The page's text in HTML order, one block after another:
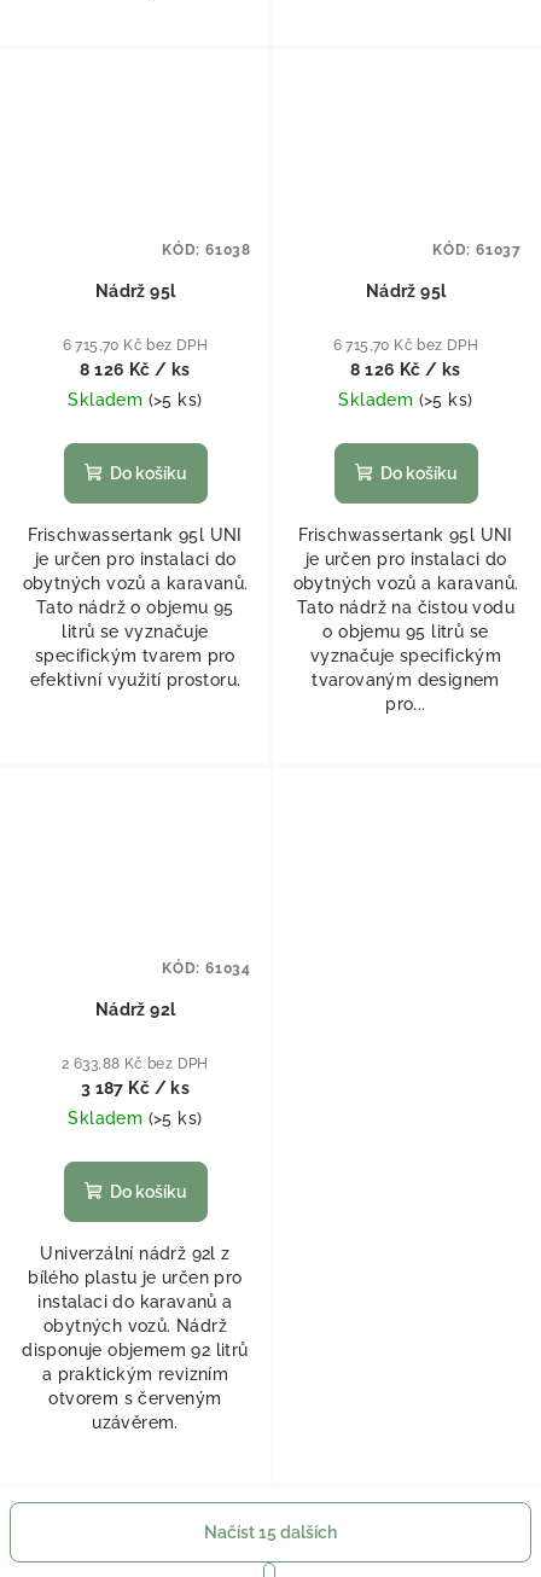
Nádrž 95l
6 715,70 Kč bez DPH
8 126 Kč / ks
Skladem (>5 ks)
Do košíku
Frischwassertank 95l UNI
je určen pro instalaci do
obytných vozů a karavanů.
Tato nádrž o objemu 95
litrů se vyznačuje
specifickým tvarem pro
efektivní využití prostoru.
KÓD: 61038
Nádrž 95l
6 715,70 Kč bez DPH
8 126 Kč / ks
Skladem (>5 ks)
Do košíku
Frischwassertank 95l UNI
je určen pro instalaci do
obytných vozů a karavanů.
Tato nádrž na čistou vodu
o objemu 95 litrů se
vyznačuje specifickým
tvarovaným designem
pro...
KÓD: 61037
Nádrž 92l
2 633,88 Kč bez DPH
3 187 Kč / ks
Skladem (>5 ks)
Do košíku
Univerzální nádrž 92l z
bílého plastu je určen pro
instalaci do karavanů a
obytných vozů. Nádrž
disponuje objemem 92 litrů
a praktickým revizním
otvorem s červeným
uzávěrem.
KÓD: 61034
Načíst 15 dalších